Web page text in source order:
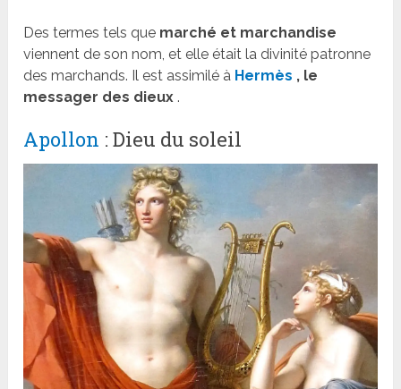
Des termes tels que marché et marchandise
viennent de son nom, et elle était la divinité patronne
des marchands. Il est assimilé à Hermès , le
messager des dieux .
Apollon : Dieu du soleil